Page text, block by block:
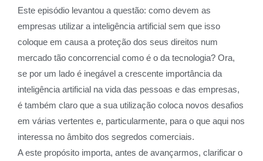
Este episódio levantou a questão: como devem as
empresas utilizar a inteligência artificial sem que isso
coloque em causa a proteção dos seus direitos num
mercado tão concorrencial como é o da tecnologia? Ora,
se por um lado é inegável a crescente importância da
inteligência artificial na vida das pessoas e das empresas,
é também claro que a sua utilização coloca novos desafios
em várias vertentes e, particularmente, para o que aqui nos
interessa no âmbito dos segredos comerciais.
A este propósito importa, antes de avançarmos, clarificar o